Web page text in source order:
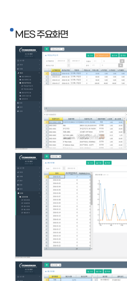
MES 주요화면